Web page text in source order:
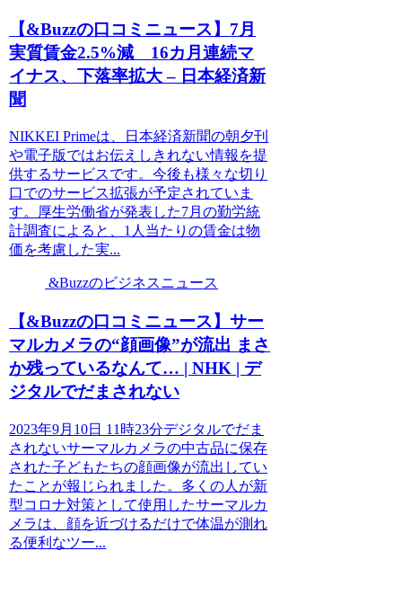
【&Buzzの口コミニュース】7月
実質賃金2.5%減 16カ月連続マ
イナス、下落率拡大 – 日本経済新
聞
NIKKEI Primeは、日本経済新聞の朝夕刊
や電子版ではお伝えしきれない情報を提
供するサービスです。今後も様々な切り
口でのサービス拡張が予定されていま
す。厚生労働省が発表した7月の勤労統
計調査によると、1人当たりの賃金は物
価を考慮した実...
&Buzzのビジネスニュース
【&Buzzの口コミニュース】サー
マルカメラの“顔画像”が流出 まさ
か残っているなんて… | NHK | デ
ジタルでだまされない
2023年9月10日 11時23分デジタルでだま
されないサーマルカメラの中古品に保存
された子どもたちの顔画像が流出してい
たことが報じられました。多くの人が新
型コロナ対策として使用したサーマルカ
メラは、顔を近づけるだけで体温が測れ
る便利なツー...